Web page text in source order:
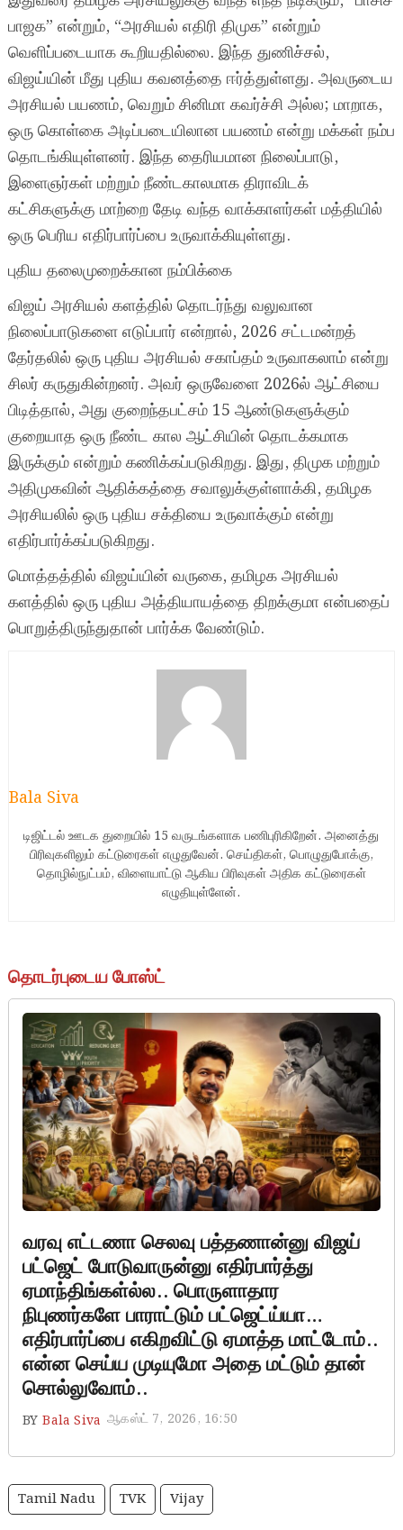
பாஜக” என்றும், “அரசியல் எதிரி திமுக” என்றும்
வெளிப்படையாக கூறியதில்லை. இந்த துணிச்சல்,
விஜய்யின் மீது புதிய கவனத்தை ஈர்த்துள்ளது. அவருடைய
அரசியல் பயணம், வெறும் சினிமா கவர்ச்சி அல்ல; மாறாக,
ஒரு கொள்கை அடிப்படையிலான பயணம் என்று மக்கள் நம்ப
தொடங்கியுள்ளனர். இந்த தைரியமான நிலைப்பாடு,
இளைஞர்கள் மற்றும் நீண்டகாலமாக திராவிடக்
கட்சிகளுக்கு மாற்றை தேடி வந்த வாக்காளர்கள் மத்தியில்
ஒரு பெரிய எதிர்பார்ப்பை உருவாக்கியுள்ளது.
புதிய தலைமுறைக்கான நம்பிக்கை
விஜய் அரசியல் களத்தில் தொடர்ந்து வலுவான
நிலைப்பாடுகளை எடுப்பார் என்றால், 2026 சட்டமன்றத்
தேர்தலில் ஒரு புதிய அரசியல் சகாப்தம் உருவாகலாம் என்று
சிலர் கருதுகின்றனர். அவர் ஒருவேளை 2026ல் ஆட்சியை
பிடித்தால், அது குறைந்தபட்சம் 15 ஆண்டுகளுக்கும்
குறையாத ஒரு நீண்ட கால ஆட்சியின் தொடக்கமாக
இருக்கும் என்றும் கணிக்கப்படுகிறது. இது, திமுக மற்றும்
அதிமுகவின் ஆதிக்கத்தை சவாலுக்குள்ளாக்கி, தமிழக
அரசியலில் ஒரு புதிய சக்தியை உருவாக்கும் என்று
எதிர்பார்க்கப்படுகிறது.
மொத்தத்தில் விஜய்யின் வருகை, தமிழக அரசியல்
களத்தில் ஒரு புதிய அத்தியாயத்தை திறக்குமா என்பதைப்
பொறுத்திருந்துதான் பார்க்க வேண்டும்.
Bala Siva
டிஜிட்டல் ஊடக துறையில் 15 வருடங்களாக பணிபுரிகிறேன். அனைத்து
பிரிவுகளிலும் கட்டுரைகள் எழுதுவேன். செய்திகள், பொழுதுபோக்கு,
தொழில்நுட்பம், விளையாட்டு ஆகிய பிரிவுகள் அதிக கட்டுரைகள்
எழுதியுள்ளேன்.
தொடர்புடைய போஸ்ட்
வரவு எட்டணா செலவு பத்தணான்னு விஜய்
பட்ஜெட் போடுவாருன்னு எதிர்பார்த்து
ஏமாந்திங்கள்ல்ல.. பொருளாதார
நிபுணர்களே பாராட்டும் பட்ஜெட்ய்யா…
எதிர்பார்ப்பை எகிறவிட்டு ஏமாத்த மாட்டோம்..
என்ன செய்ய முடியுமோ அதை மட்டும் தான்
சொல்லுவோம்..
BY Bala Siva ஆகஸ்ட் 7, 2026, 16:50
Tamil Nadu TVK Vijay